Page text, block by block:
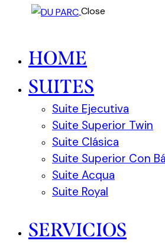
Close
HOME
SUITES
Suite Ejecutiva
Suite Superior Twin
Suite Clásica
Suite Superior Con
Suite Acqua
Suite Royal
SERVICIOS